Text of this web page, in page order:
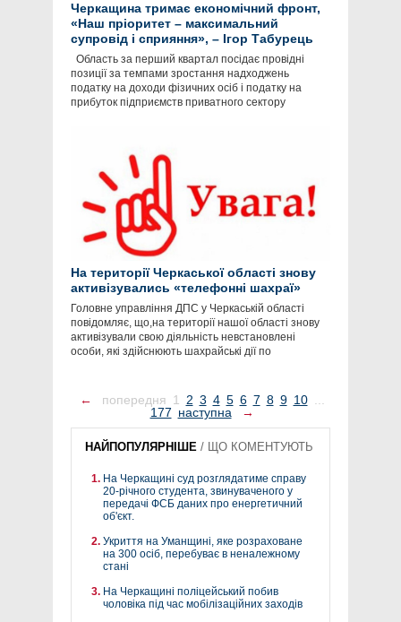
Черкащина тримає економічний фронт,
«Наш пріоритет – максимальний
супровід і сприяння», – Ігор Табурець
Область за перший квартал посідає провідні
позиції за темпами зростання надходжень
податку на доходи фізичних осіб і податку на
прибуток підприємств приватного сектору
На території Черкаської області знову
активізувались «телефонні шахраї»
Головне управління ДПС у Черкаській області
повідомляє, що,на території нашої області знову
активізували свою діяльність невстановлені
особи, які здійснюють шахрайські дії по
← попередня 1 2 3 4 5 6 7 8 9 10 ...
177 наступна →
НАЙПОПУЛЯРНІШЕ / ЩО КОМЕНТУЮТЬ
На Черкащині суд розглядатиме справу
20-річного студента, звинуваченого у
передачі ФСБ даних про енергетичний
об'єкт.
Укриття на Уманщині, яке розраховане
на 300 осіб, перебуває в неналежному
стані
На Черкащині поліцейський побив
чоловіка під час мобілізаційних заходів